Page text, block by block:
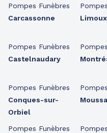
Pompes Funèbres
Carcassonne
Pompes Funèbres
Castelnaudary
Pompes Funèbres
Conques-sur-
Orbiel
Pompes Funèbres
Limoux